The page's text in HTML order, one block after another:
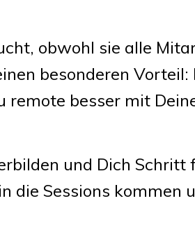
obwohl sie alle
besonderen Vorteil:
besser mit
und Dich Schritt
die Sessions kommen